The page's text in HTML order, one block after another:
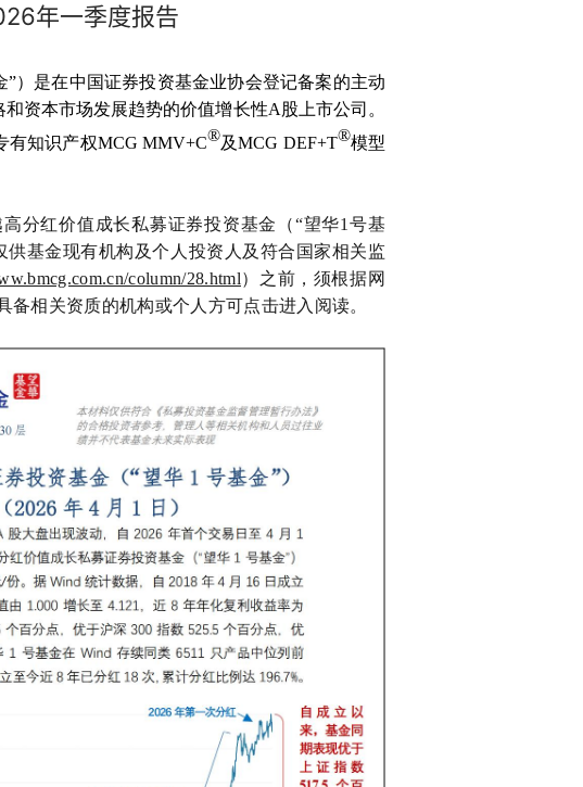
年一季度报告
）是在中国证券投资基金业协会登记备案的主动
资本市场发展趋势的价值增长性A股上市公司。
有知识产权MCG MMV+C®及MCG DEF+T®模型
分红价值成长私募证券投资基金（“望华1号基
供基金现有机构及个人投资人及符合国家相关监
column/28.html）之前，须根据网
相关资质的机构或个人方可点击进入阅读。